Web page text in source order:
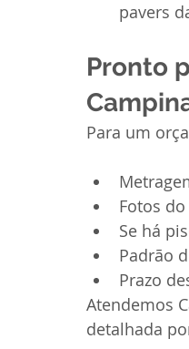
pavers
Pronto
Para um
Fotos
Se há
Padrão
Prazo
Atendemos
detalhada